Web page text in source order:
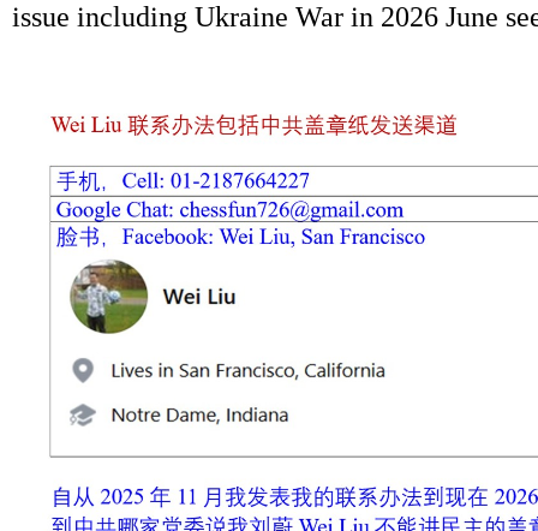
issue including Ukraine War in 2026 June